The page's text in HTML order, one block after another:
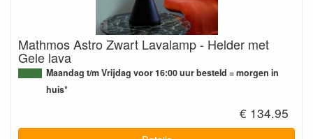
Mathmos Astro Zwart Lavalamp - Helder met
Gele lava
Maandag t/m Vrijdag voor 16:00 uur besteld = morgen in
huis*
€ 134.95